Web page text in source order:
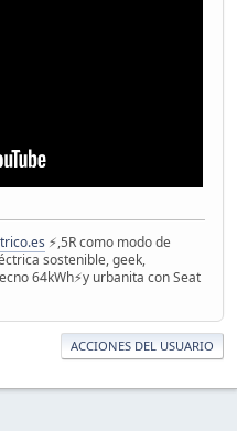
⚡️,5R como modo de
sostenible, geek,
64kWh⚡️y urbanita con Seat
ACCIONES DEL USUARIO